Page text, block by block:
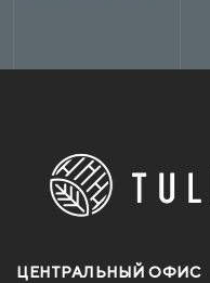
ЦЕНТРАЛЬНЫЙ ОФИС